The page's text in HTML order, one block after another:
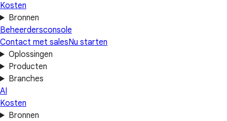
Kosten
Bronnen
Beheerdersconsole
Contact met salesNu starten
Oplossingen
Producten
Branches
AI
Kosten
Bronnen